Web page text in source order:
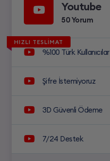
Youtube
50 Yorum
HIZLI TESLİMAT
%100 Türk Kullanıcılar
Şifre İstemiyoruz
3D Güvenli Ödeme
7/24 Destek